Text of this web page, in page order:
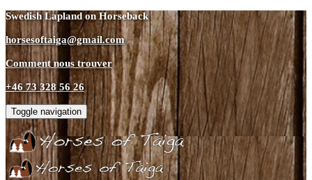
Swedish Lapland on Horseback
horsesoftaiga@gmail.com
Comment nous trouver
+46 73 328 56 26
Toggle navigation